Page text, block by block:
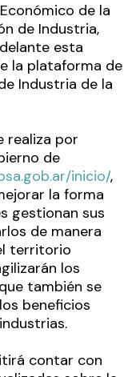
de la
de Industria,
esta
la plataforma de
Industria de la
realiza por
de
inicio/,
la forma
gestionan sus
de manera
territorio
los
también se
beneficios
contar con